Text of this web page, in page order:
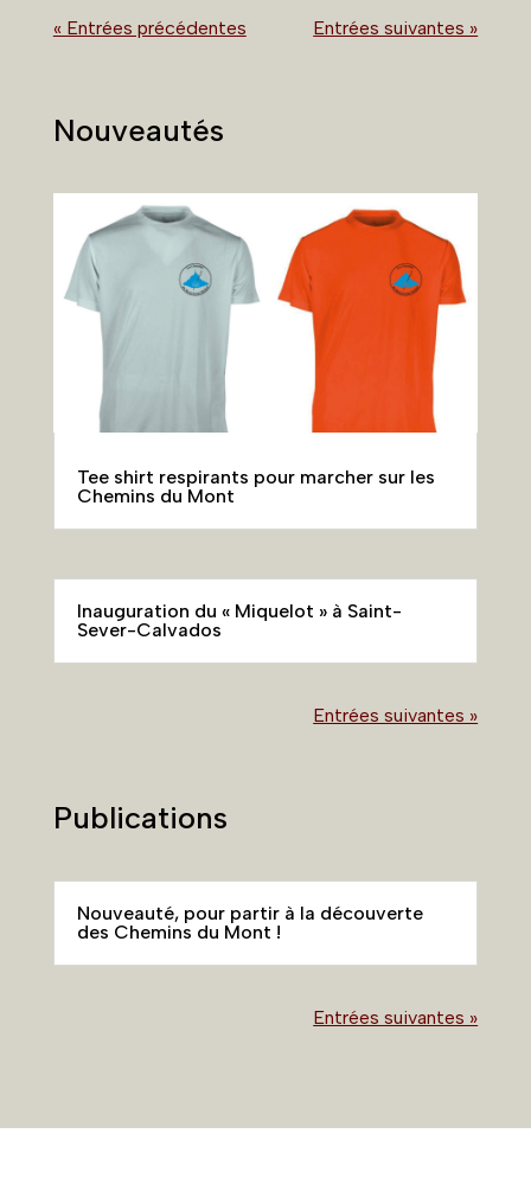
« Entrées précédentes Entrées suivantes »
Nouveautés
Tee shirt respirants pour marcher sur les
Chemins du Mont
Inauguration du « Miquelot » à Saint-
Sever-Calvados
Entrées suivantes »
Publications
Nouveauté, pour partir à la découverte
des Chemins du Mont !
Entrées suivantes »